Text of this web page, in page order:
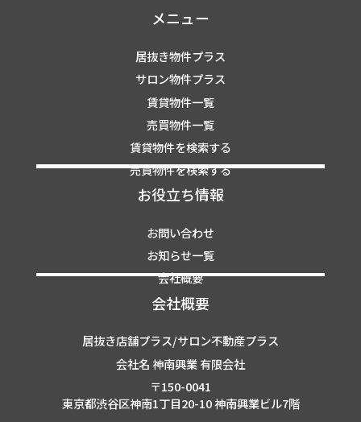
メニュー
居抜き物件プラス
サロン物件プラス
賃貸物件一覧
売買物件一覧
賃貸物件を検索する
売買物件を検索する
お役立ち情報
お問い合わせ
お知らせ一覧
会社概要
会社概要
居抜き店舗プラス/サロン不動産プラス
会社名 神南興業 有限会社
〒150-0041
東京都渋谷区神南1丁目20-10 神南興業ビル7階